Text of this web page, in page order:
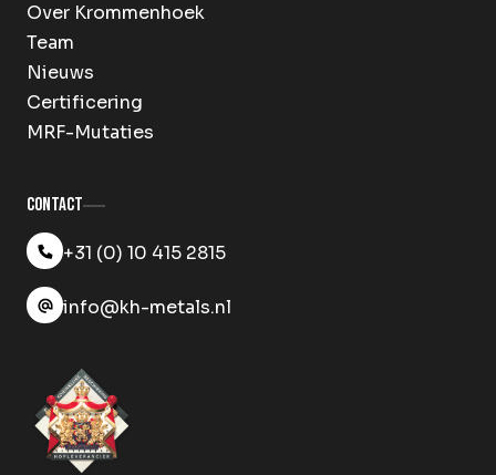
Over Krommenhoek
Team
Nieuws
Certificering
MRF-Mutaties
Contact
+31 (0) 10 415 2815
info@kh-metals.nl